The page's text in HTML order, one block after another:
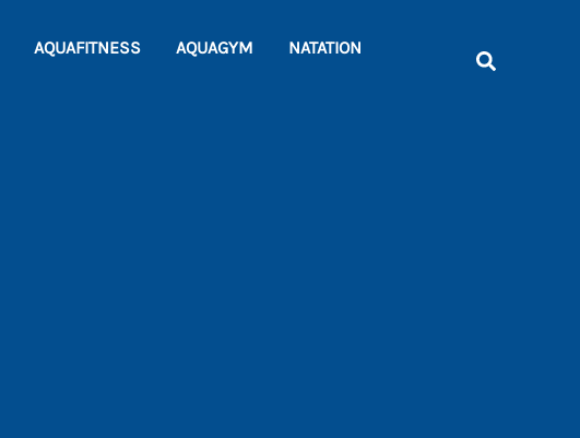
AQUAFITNESS AQUAGYM
NATATION